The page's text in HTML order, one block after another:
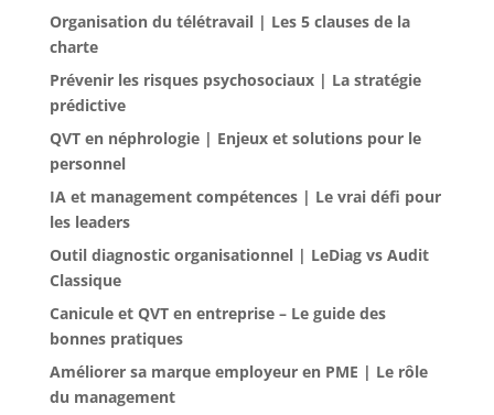
Organisation du télétravail | Les 5 clauses de la
charte
Prévenir les risques psychosociaux | La stratégie
prédictive
QVT en néphrologie | Enjeux et solutions pour le
personnel
IA et management compétences | Le vrai défi pour
les leaders
Outil diagnostic organisationnel | LeDiag vs Audit
Classique
Canicule et QVT en entreprise – Le guide des
bonnes pratiques
Améliorer sa marque employeur en PME | Le rôle
du management